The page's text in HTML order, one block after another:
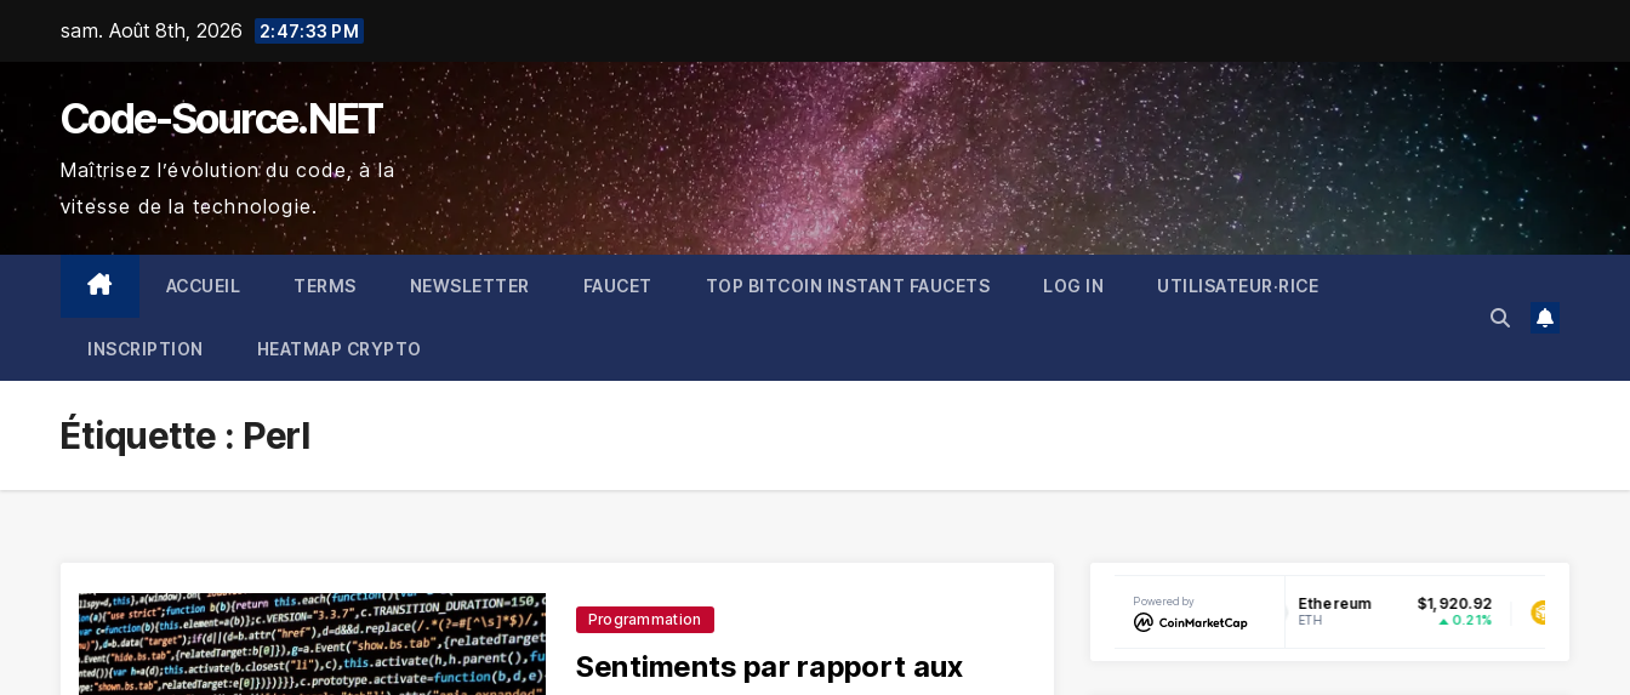
sam. Août 8th, 2026 2:47:33 PM
Code-Source.NET
Maîtrisez l’évolution du code, à la
vitesse de la technologie.
ACCUEIL TERMS NEWSLETTER FAUCET TOP BITCOIN INSTANT FAUCETS LOG IN UTILISATEUR·RICE
INSCRIPTION HEATMAP CRYPTO
Étiquette : Perl
Programmation
Sentiments par rapport aux
Powered by
Bitcoin $65,067.77
BTC 0.02%
Litecoin $45.69
LTC -0.08%
XRP
XRP
$0.071046
1.55%
$1,920.92
ETH
BNB
BNB